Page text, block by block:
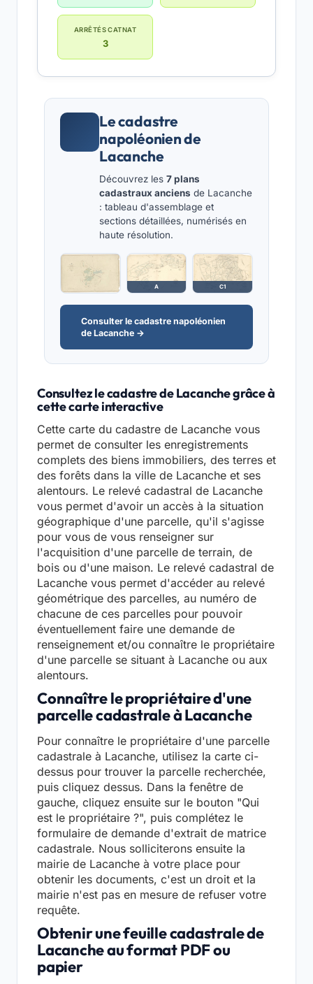
ARRÊTÉS CATNAT
3
Le cadastre
napoléonien de
Lacanche
Découvrez les 7 plans
cadastraux anciens de Lacanche
: tableau d'assemblage et
sections détaillées, numérisés en
haute résolution.
A C1
Consulter le cadastre napoléonien
de Lacanche →
Consultez le cadastre de Lacanche grâce à
cette carte interactive
Cette carte du cadastre de Lacanche vous
permet de consulter les enregistrements
complets des biens immobiliers, des terres et
des forêts dans la ville de Lacanche et ses
alentours. Le relevé cadastral de Lacanche
vous permet d'avoir un accès à la situation
géographique d'une parcelle, qu'il s'agisse
pour vous de vous renseigner sur
l'acquisition d'une parcelle de terrain, de
bois ou d'une maison. Le relevé cadastral de
Lacanche vous permet d'accéder au relevé
géométrique des parcelles, au numéro de
chacune de ces parcelles pour pouvoir
éventuellement faire une demande de
renseignement et/ou connaître le propriétaire
d'une parcelle se situant à Lacanche ou aux
alentours.
Connaître le propriétaire d'une
parcelle cadastrale à Lacanche
Pour connaître le propriétaire d'une parcelle
cadastrale à Lacanche, utilisez la carte ci-
dessus pour trouver la parcelle recherchée,
puis cliquez dessus. Dans la fenêtre de
gauche, cliquez ensuite sur le bouton "Qui
est le propriétaire ?", puis complétez le
formulaire de demande d'extrait de matrice
cadastrale. Nous solliciterons ensuite la
mairie de Lacanche à votre place pour
obtenir les documents, c'est un droit et la
mairie n'est pas en mesure de refuser votre
requête.
Obtenir une feuille cadastrale de
Lacanche au format PDF ou
papier